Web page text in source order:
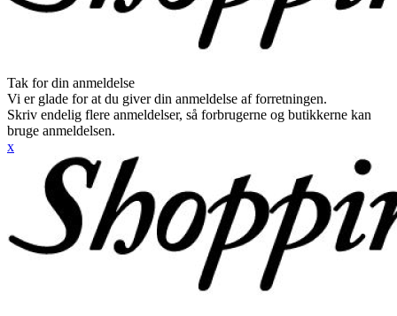
Tak for din anmeldelse
Vi er glade for at du giver din anmeldelse af forretningen.
Skriv endelig flere anmeldelser, så forbrugerne og butikkerne kan
bruge anmeldelsen.
x